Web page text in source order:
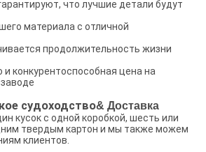
что лучшие детали будут
материала с отличной
продолжительность жизни
и конкурентоспособная цена на
судоходство& Доставка
кусок с одной коробкой, шесть или
твердым картон и мы также можем
клиентов.